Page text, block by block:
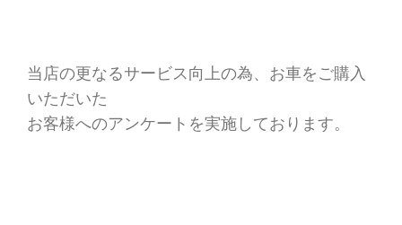
当店の更なるサービス向上の為、お車をご購入
いただいた
お客様へのアンケートを実施しております。